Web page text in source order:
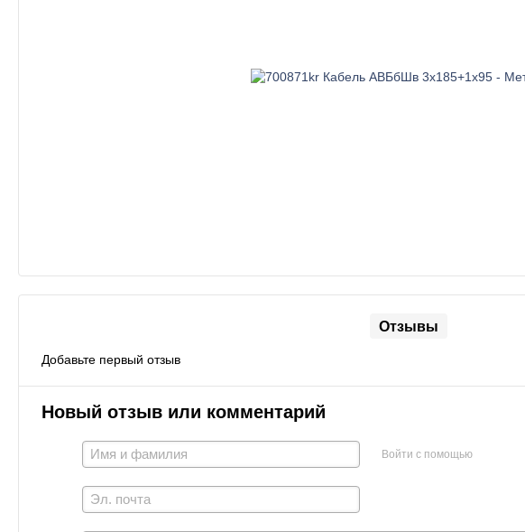
Отзывы
Добавьте первый отзыв
Новый отзыв или комментарий
Войти с помощью